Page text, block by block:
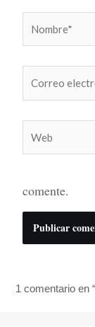
electrónico*
comente.
1 comentario en